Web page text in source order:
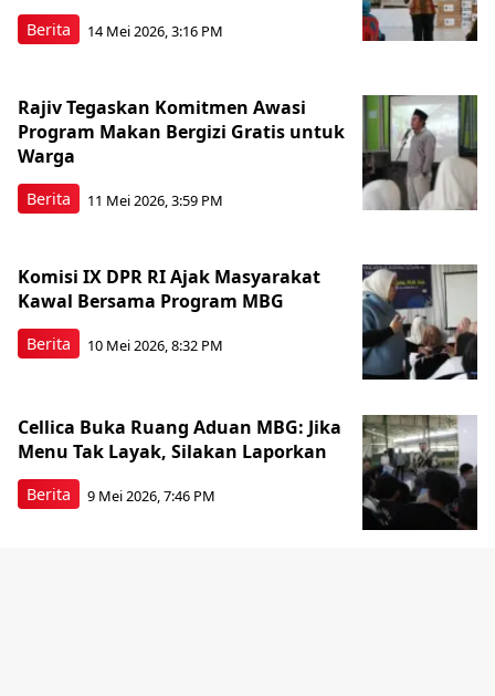
Berita 14 Mei 2026, 3:16 PM
Berita
Rajiv Tegaskan Komitmen Awasi
Program Makan Bergizi Gratis untuk
Warga
11 Mei 2026, 3:59 PM
Berita
Komisi IX DPR RI Ajak Masyarakat
Kawal Bersama Program MBG
10 Mei 2026, 8:32 PM
Berita
Cellica Buka Ruang Aduan MBG: Jika
Menu Tak Layak, Silakan Laporkan
9 Mei 2026, 7:46 PM